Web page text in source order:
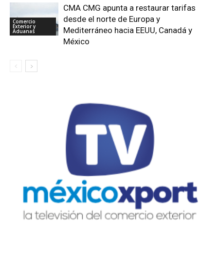
Comercio
Exterior y
Aduanas
CMA CMG apunta a restaurar tarifas
desde el norte de Europa y
Mediterráneo hacia EEUU, Canadá y
México